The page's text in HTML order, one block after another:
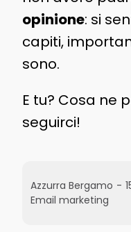
opinione: si
capiti,
sono.
E tu? Cosa ne
seguirci!
Azzurra Bergamo -
Email marketing